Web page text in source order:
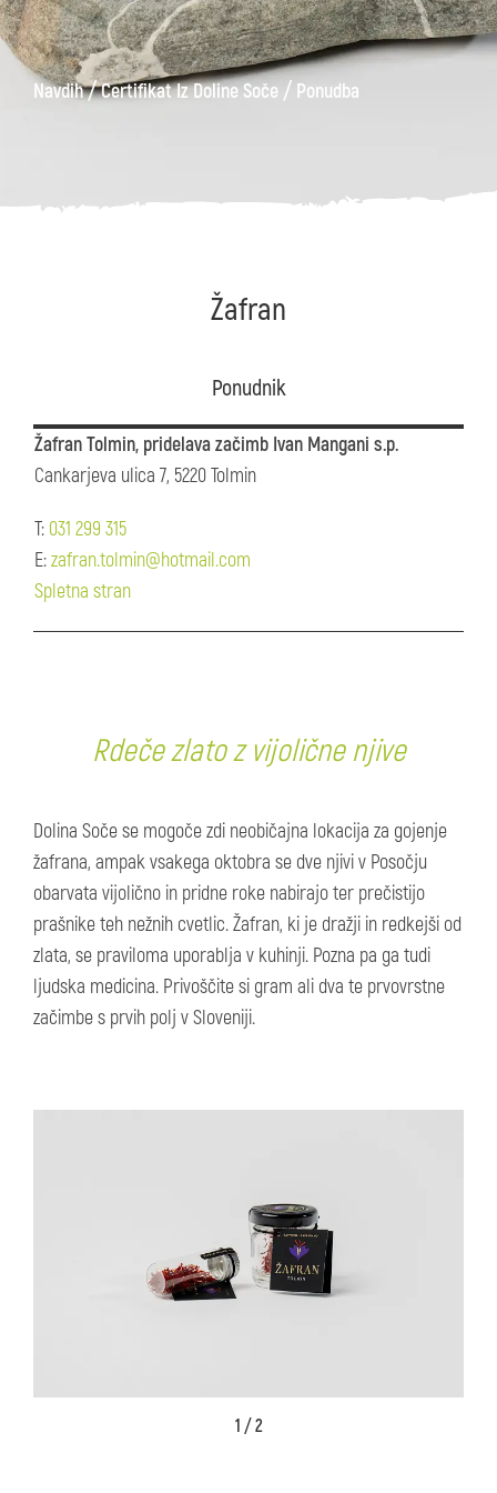
Navdih/Certifikat Iz Doline Soče / Ponudba
Žafran
Ponudnik
Žafran Tolmin, pridelava začimb Ivan Mangani s.p.
Cankarjeva ulica 7, 5220 Tolmin
T: 031 299 315
E:zafran.tolmin@hotmail.com
Spletna stran
Rdeče zlato z vijolične njive
Dolina Soče se mogoče zdi neobičajna lokacija za gojenje
žafrana, ampak vsakega oktobra se dve njivi v Posočju
obarvata vijolično in pridne roke nabirajo ter prečistijo
prašnike teh nežnih cvetlic. Žafran, ki je dražji in redkejši od
zlata, se praviloma uporablja v kuhinji. Pozna pa ga tudi
ljudska medicina. Privoščite si gram ali dva te prvovrstne
začimbe s prvih polj v Sloveniji.
1 / 2